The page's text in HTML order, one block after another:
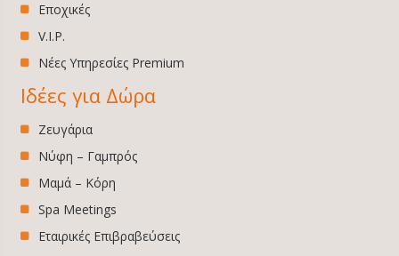
Εποχικές
V.I.P.
Νέες Υπηρεσίες Premium
Ιδέες για Δώρα
Ζευγάρια
Νύφη – Γαμπρός
Μαμά – Κόρη
Spa Meetings
Εταιρικές Επιβραβεύσεις